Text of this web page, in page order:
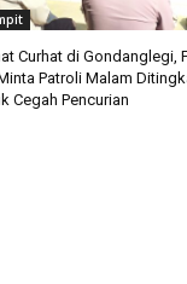
Curhat di Gondanglegi,
Patroli Malam
Cegah Pencurian